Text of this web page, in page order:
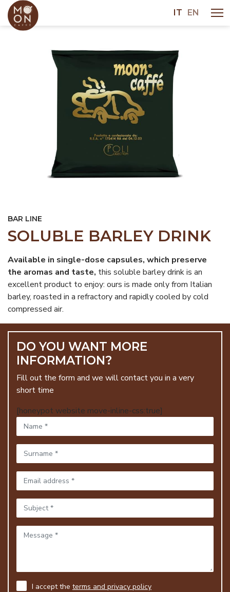
IT EN
BAR LINE
SOLUBLE BARLEY DRINK
Available in single-dose capsules, which preserve
the aromas and taste, this soluble barley drink is an
excellent product to enjoy: ours is made only from Italian
barley, roasted in a refractory and rapidly cooled by cold
compressed air.
DO YOU WANT MORE
INFORMATION?
Fill out the form and we will contact you in a very
short time
[honeypot website move-inline-css:true]
I accept the terms and privacy policy